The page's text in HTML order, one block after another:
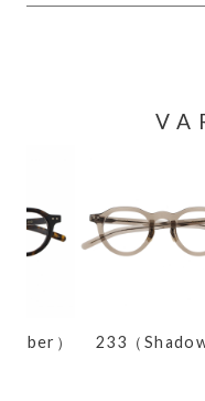
） 233（Shadow